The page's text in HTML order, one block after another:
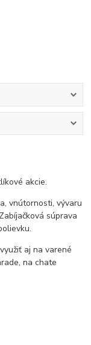
akcie.
vnútornosti, vývaru
súprava
aj na varené
na chate